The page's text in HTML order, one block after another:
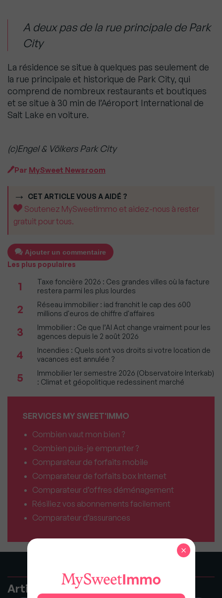
A deux pas de la rue principale de Park
City
La résidence se situe à quelques pas seulement de
la rue principale et historique de Park City, qui
comprend de nombreux restaurants et boutiques
et se situe à 30 min de l’Aéroport International de
Salt Lake en voiture.
(c)Engel & Völkers Park City
Par MySweet Newsroom
CET ARTICLE VOUS A AIDÉ ?
Soutenez MySweetImmo et aidez-nous à rester
gratuit pour tous.
Ajouter un commentaire
Les plus populaires
1
Taxe foncière 2026 : Ces grandes villes où la facture
restera parmi les plus lourdes
2
Réseau immobilier : iad franchit le cap des 600
millions d'euros de chiffre d'affaires
3
Immobilier : Ce que l’AI Act change vraiment pour les
agences depuis le 2 août 2026
4
Incendies : Quels sont vos droits si votre location de
vacances est annulée ?
5
Immobilier 1er semestre 2026 (Observatoire Interkab)
: Climat et géopolitique redessinent marché
SERVICES MY SWEET'IMMO
Combien vaut mon bien ?
Combien puis-je emprunter ?
Comparateur de forfaits mobile
Comparateur de forfaits box Internet
Comparateur d’offres déménagement
Résiliez vos abonnements facilement
Comparateur d’assurances
Articles recommandés
×